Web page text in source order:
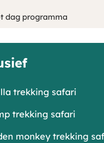
dag programma
trekking safari
trekking safari
monkey trekking